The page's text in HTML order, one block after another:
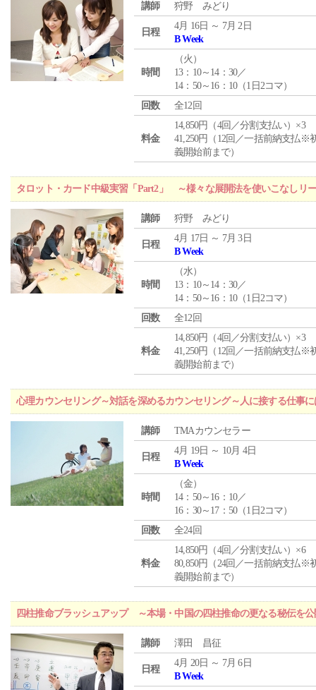
講師 狩野 みどり
日程
4月 16日 ～ 7月 2日
B Week
時間
（火 ）
13：10～14：30／
14：50～16：10（1日2コマ）
回数
全12回
料金
14,850円（4回／分割支払い）×3
41,250円（12回／一括前納支払※
義開始前まで）
タロット・カード中級実習「Part2」 ～様々な展開法を使いこなしリ
講師 狩野 みどり
日程
4月 17日 ～ 7月 3日
B Week
時間
（水）
13：10～14：30／
14：50～16：10（1日2コマ）
回数
全12回
料金
14,850円（4回／分割支払い）×3
41,250円（12回／一括前納支払※
義開始前まで）
心理カウンセリング～対話を深めるカウンセリング～人に接する仕事
講師 TMAカウンセラー
日程
4月 19日 ～ 10月 4日
B Week
時間
（金）
14：50～16：10／
16：30～17：50（1日2コマ）
回数
全24回
料金
14,850円（4回／分割支払い）×6
80,850円（24回／一括前納支払※
義開始前まで）
四柱推命ブラッシュアップ ～本場・中国の四柱推命の更なる秘伝を
講師 澤田 昌征
日程
4月 20日 ～ 7月 6日
B Week